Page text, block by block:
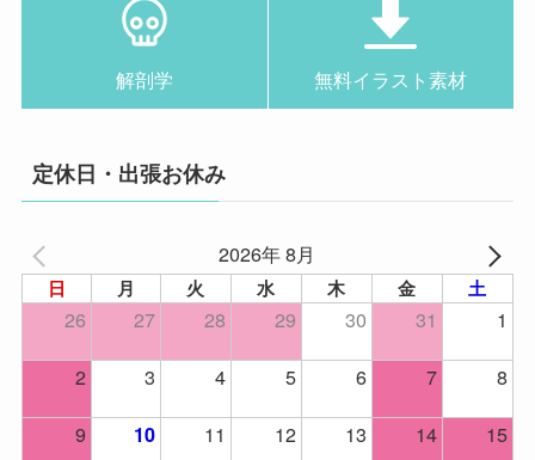
解剖学 無料イラスト素材
定休日・出張お休み
2026年 8月
日 月 火 水 木 金 土
26 27 28 29 30 31
1
2
3 4 5 6 7
8
9
10 11 12 13 14
15